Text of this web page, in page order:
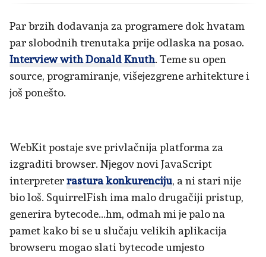
Par brzih dodavanja za programere dok hvatam
par slobodnih trenutaka prije odlaska na posao.
Interview with Donald Knuth. Teme su open
source, programiranje, višejezgrene arhitekture i
još ponešto.
WebKit postaje sve privlačnija platforma za
izgraditi browser. Njegov novi JavaScript
interpreterrastura konkurenciju, a ni stari nije
bio loš. SquirrelFish ima malo drugačiji pristup,
generira bytecode...hm, odmah mi je palo na
pamet kako bi se u slučaju velikih aplikacija
browseru mogao slati bytecode umjesto